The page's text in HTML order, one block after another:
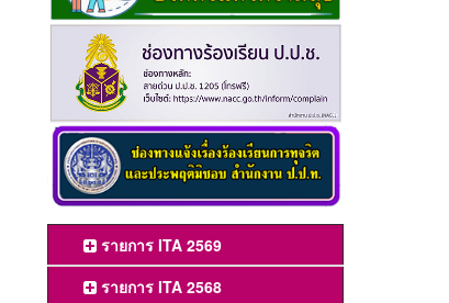
รายการ ITA 2569
รายการ ITA 2568